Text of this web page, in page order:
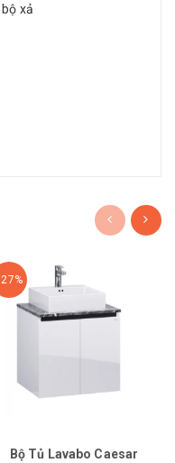
xả
27%
Bộ Tủ Lavabo Caesar